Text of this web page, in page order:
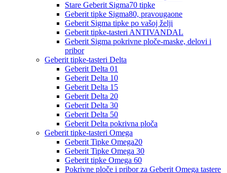
Stare Geberit Sigma70 tipke
Geberit tipke Sigma80, pravougaone
Geberit Sigma tipke po vašoj želji
Geberit tipke-tasteri ANTIVANDAL
Geberit Sigma pokrivne ploče-maske, delovi i
pribor
Geberit tipke-tasteri Delta
Geberit Delta 01
Geberit Delta 10
Geberit Delta 15
Geberit Delta 20
Geberit Delta 30
Geberit Delta 50
Geberit Delta pokrivna ploča
Geberit tipke-tasteri Omega
Geberit Tipke Omega20
Geberit Tipke Omega 30
Geberit tipke Omega 60
Pokrivne ploče i pribor za Geberit Omega tastere